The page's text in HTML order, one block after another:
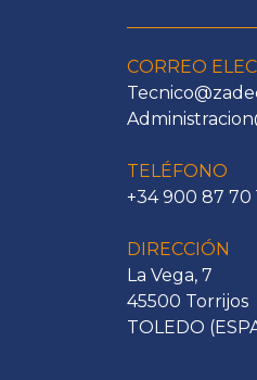
CORREO
TELÉFONO
+34 900 87 70
DIRECCIÓN
La Vega, 7
45500 Torrijos
TOLEDO